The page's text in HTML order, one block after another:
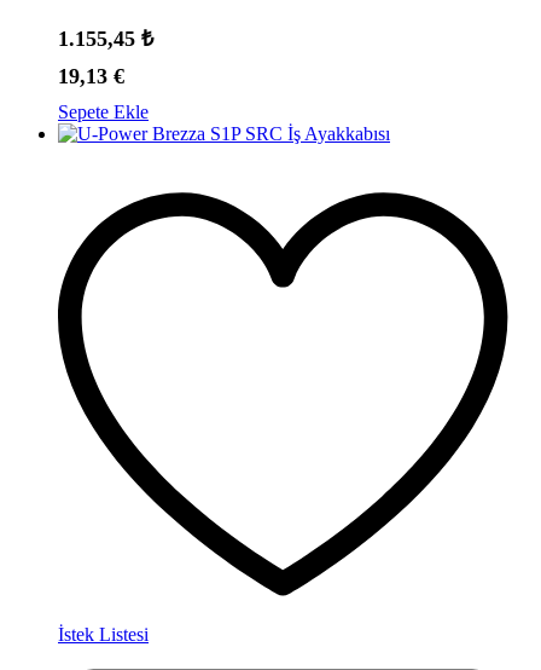
1.155,45 ₺
19,13 €
Sepete Ekle
İstek Listesi